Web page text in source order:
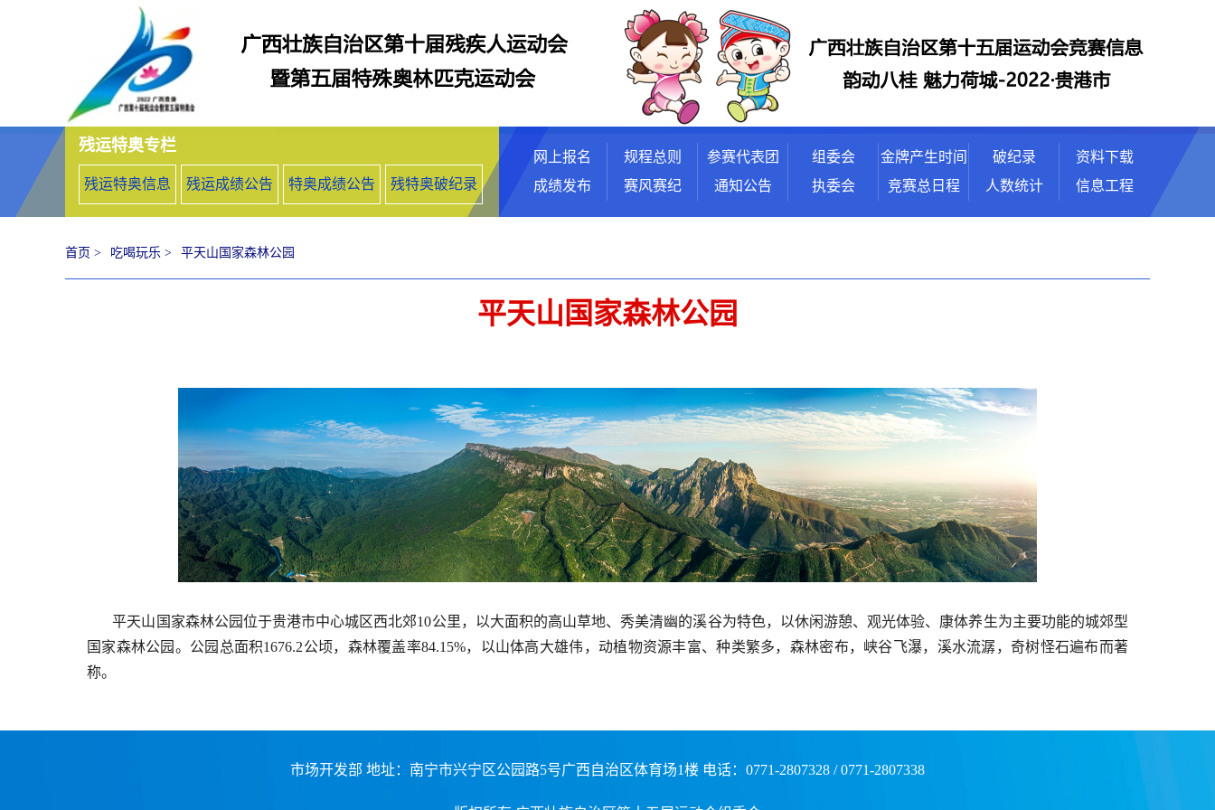
跳转至内容部分
残运特奥专栏
残运特奥信息 残运成绩公告 特奥成绩公告 残特奥破纪录
网上报名
成绩发布
规程总则
赛风赛纪
参赛代表团
通知公告
组委会
执委会
金牌产生时间
竞赛总日程
破纪录
人数统计
资料下载
信息工程
首页 > 吃喝玩乐 > 平天山国家森林公园
平天山国家森林公园
平天山国家森林公园位于贵港市中心城区西北郊10公里，以大面积的高山草地、秀美清幽的溪谷为特色，以休闲游憩、观光体验、康体养生为主要功能的城郊型
国家森林公园。公园总面积1676.2公顷，森林覆盖率84.15%，以山体高大雄伟，动植物资源丰富、种类繁多，森林密布，峡谷飞瀑，溪水流潺，奇树怪石遍布而著
称。
市场开发部 地址：南宁市兴宁区公园路5号广西自治区体育场1楼 电话：0771-2807328 / 0771-2807338